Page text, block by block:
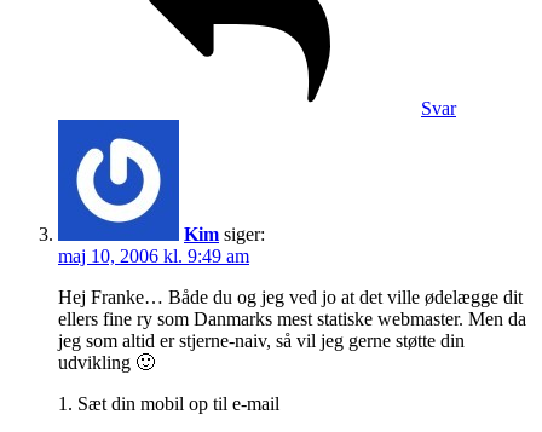
Svar
Kim siger:
maj 10, 2006 kl. 9:49 am
Hej Franke… Både du og jeg ved jo at det ville ødelægge dit
ellers fine ry som Danmarks mest statiske webmaster. Men da
jeg som altid er stjerne-naiv, så vil jeg gerne støtte din
udvikling 🙂
1. Sæt din mobil op til e-mail